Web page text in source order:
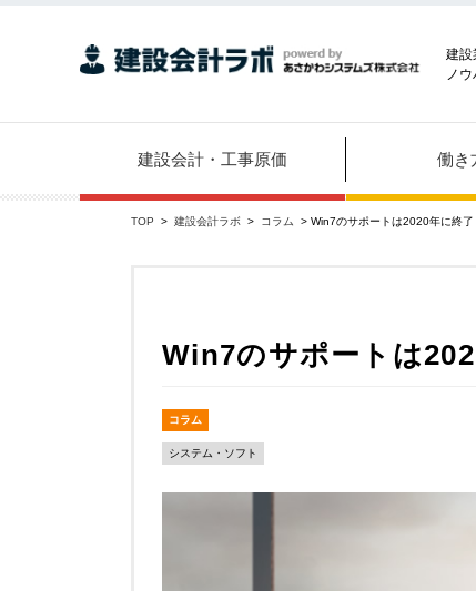
建設
ノ
建設会計・工事原価 働き
TOP > 建設会計ラボ > コラム > Win7のサポートは2020年に終
Win7のサポートは
コラム
システム・ソフト